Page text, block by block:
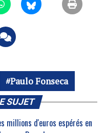
Paulo Fonseca
SUJET
millions d'euros espérés en